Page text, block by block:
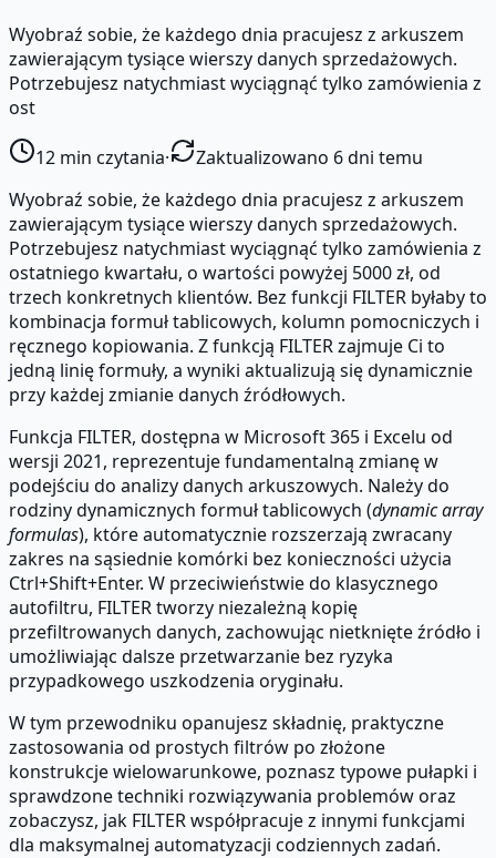
Wyobraź sobie, że każdego dnia pracujesz z arkuszem
zawierającym tysiące wierszy danych sprzedażowych.
Potrzebujesz natychmiast wyciągnąć tylko zamówienia z
ost
12 min czytania·
Zaktualizowano 6 dni temu
Wyobraź sobie, że każdego dnia pracujesz z arkuszem
zawierającym tysiące wierszy danych sprzedażowych.
Potrzebujesz natychmiast wyciągnąć tylko zamówienia z
ostatniego kwartału, o wartości powyżej 5000 zł, od
trzech konkretnych klientów. Bez funkcji FILTER byłaby to
kombinacja formuł tablicowych, kolumn pomocniczych i
ręcznego kopiowania. Z funkcją FILTER zajmuje Ci to
jedną linię formuły, a wyniki aktualizują się dynamicznie
przy każdej zmianie danych źródłowych.
Funkcja FILTER, dostępna w Microsoft 365 i Excelu od
wersji 2021, reprezentuje fundamentalną zmianę w
podejściu do analizy danych arkuszowych. Należy do
rodziny dynamicznych formuł tablicowych (dynamic array
formulas), które automatycznie rozszerzają zwracany
zakres na sąsiednie komórki bez konieczności użycia
Ctrl+Shift+Enter. W przeciwieństwie do klasycznego
autofiltru, FILTER tworzy niezależną kopię
przefiltrowanych danych, zachowując nietknięte źródło i
umożliwiając dalsze przetwarzanie bez ryzyka
przypadkowego uszkodzenia oryginału.
W tym przewodniku opanujesz składnię, praktyczne
zastosowania od prostych filtrów po złożone
konstrukcje wielowarunkowe, poznasz typowe pułapki i
sprawdzone techniki rozwiązywania problemów oraz
zobaczysz, jak FILTER współpracuje z innymi funkcjami
dla maksymalnej automatyzacji codziennych zadań.